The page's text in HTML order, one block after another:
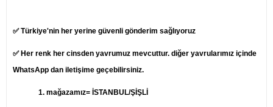
✅ Türkiye'nin her yerine güvenli gönderim sağlıyoruz
✅ Her renk her cinsden yavrumuz mevcuttur. diğer yavrularımız içinde
WhatsApp dan iletişime geçebilirsiniz.
1. mağazamız= İSTANBUL/ŞİŞLİ